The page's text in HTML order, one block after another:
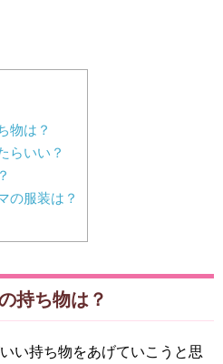
物は？
らいい？
の服装は？
持ち物は？
い持ち物をあげていこうと思